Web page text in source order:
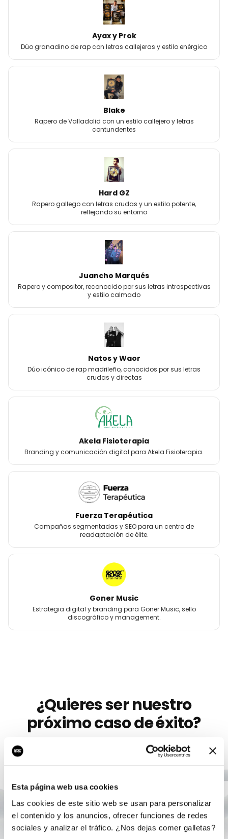
Esta página web usa cookies
Las cookies de este sitio web se usan para personalizar
el contenido y los anuncios, ofrecer funciones de redes
sociales y analizar el tráfico. ¿Nos dejas comer galletas?
Ayax y Prok
Dúo granadino de rap con letras callejeras y estilo enérgico
Blake
Rapero de Valladolid con un estilo callejero y letras
contundentes
Hard GZ
Rapero gallego con letras crudas y un estilo potente,
reflejando su entorno
Juancho Marqués
Rapero y compositor, reconocido por sus letras introspectivas
y estilo calmado
Natos y Waor
Dúo icónico de rap madrileño, conocidos por sus letras
crudas y directas
Akela Fisioterapia
Branding y comunicación digital para Akela Fisioterapia.
Fuerza Terapéutica
Campañas segmentadas y SEO para un centro de
readaptación de élite.
Goner Music
Estrategia digital y branding para Goner Music, sello
discográfico y management.
¿Quieres ser nuestro
próximo caso de éxito?
Llevamos más de 10 años ayudando aartistas
como
Xenon
a crecer con marketing digital serio. Sin
Agendar auditoría gratis